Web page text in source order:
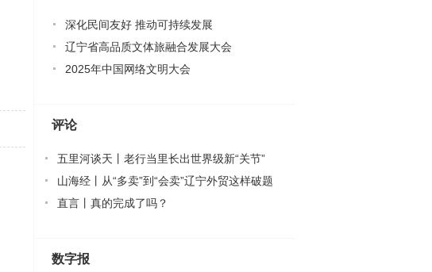
深化民间友好 推动可持续发展
辽宁省高品质文体旅融合发展大会
2025年中国网络文明大会
评论
五里河谈天丨老行当里长出世界级新“关节”
山海经丨从“多卖”到“会卖”辽宁外贸这样破题
直言丨真的完成了吗？
数字报